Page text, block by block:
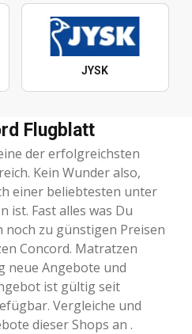
JYSK
Flugblatt
der erfolgreichsten
Kein Wunder also,
einer beliebtesten unter
ist. Fast alles was Du
noch zu günstigen Preisen
Concord. Matratzen
neue Angebote und
ist gültig seit
Vergleiche und
dieser Shops an .